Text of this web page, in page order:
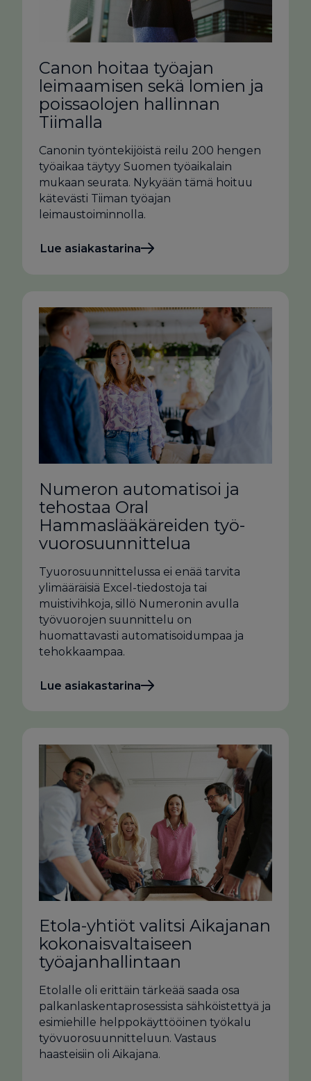
Canon hoitaa työajan
leimaamisen sekä lomien ja
poissaolojen hallinnan
Tiimalla
Canonin työntekijöistä reilu 200 hengen
työaikaa täytyy Suomen työaikalain
mukaan seurata. Nykyään tämä hoituu
kätevästi Tiiman työajan
leimaustoiminnolla.
Lue asiakastarina
Numeron automatisoi ja
tehostaa Oral
Hammaslääkäreiden työ­
vuoro­suunnittelua
Tyuorosuunnittelussa ei enää tarvita
ylimääräisiä Excel-tiedostoja tai
muistivihkoja, sillö Numeronin avulla
työvuorojen suunnittelu on
huomattavasti automatisoidumpaa ja
tehokkaampaa.
Lue asiakastarina
Etola-yhtiöt valitsi Aikajanan
kokonaisvaltaiseen
työajanhallintaan
Etolalle oli erittäin tärkeää saada osa
palkanlaskentaprosessista sähköistettyä ja
esimiehille helppokäyttööinen työkalu
työvuorosuunnitteluun. Vastaus
haasteisiin oli Aikajana.